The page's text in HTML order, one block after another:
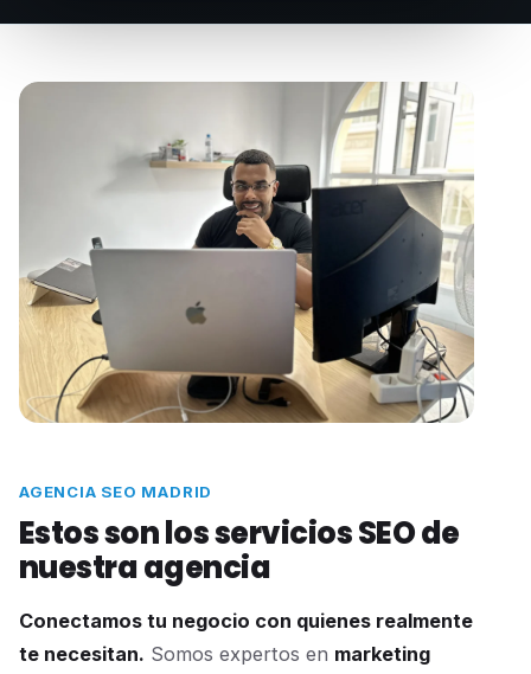
AGENCIA SEO MADRID
Estos son los servicios SEO de
nuestra agencia
Conectamos tu negocio con quienes realmente
te necesitan. Somos expertos en marketing